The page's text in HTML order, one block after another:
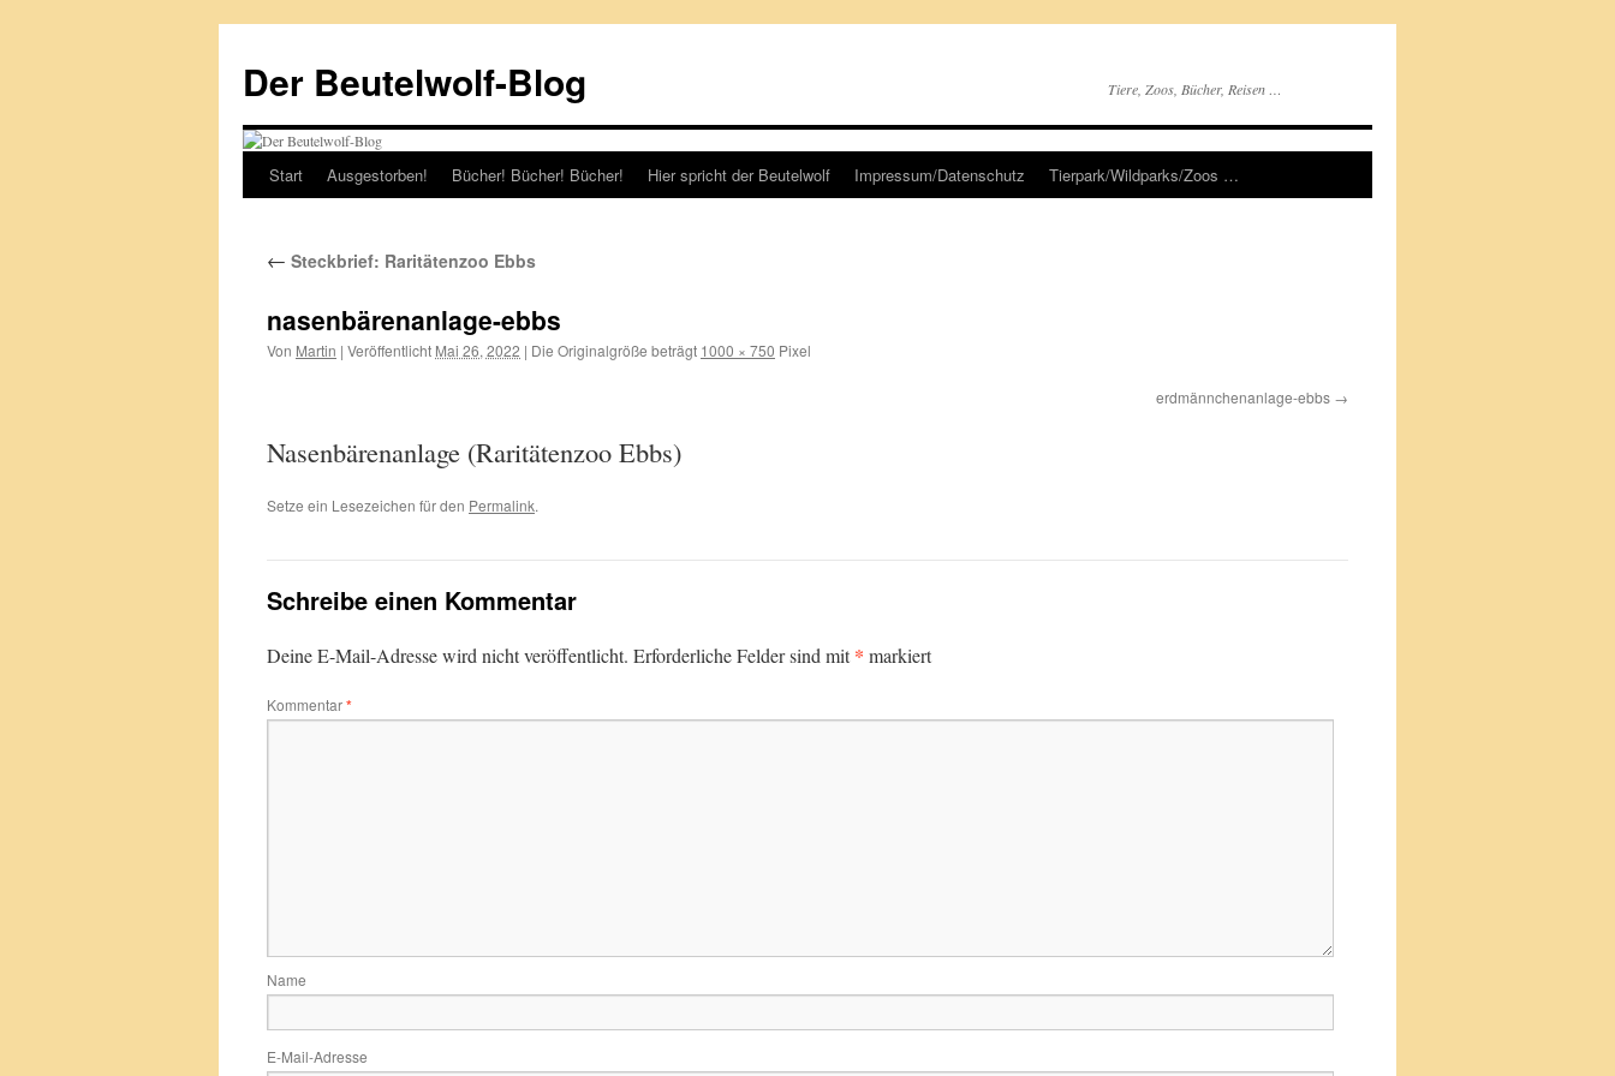
springen
Der Beutelwolf-Blog Tiere, Zoos, Bücher, Reisen …
Start Ausgestorben! Bücher! Bücher! Bücher! Hier spricht der Beutelwolf Impressum/Datenschutz Tierpark/Wildparks/Zoos …
← Steckbrief: Raritätenzoo Ebbs
nasenbärenanlage-ebbs
Von Martin | Veröffentlicht Mai 26, 2022 | Die Originalgröße beträgt 1000 × 750 Pixel
erdmännchenanlage-ebbs
Nasenbärenanlage (Raritätenzoo Ebbs)
Setze ein Lesezeichen für den Permalink.
Schreibe einen Kommentar
Deine E-Mail-Adresse wird nicht veröffentlicht. Erforderliche Felder sind mit* markiert
Kommentar*
Name
E-Mail-Adresse